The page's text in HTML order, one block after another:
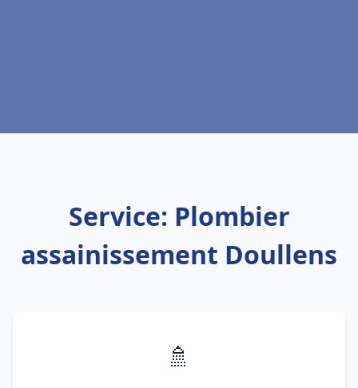
Service: Plombier
assainissement Doullens
🚿